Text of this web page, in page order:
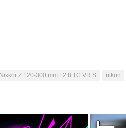
Nikkor Z 120-300 mm F2.8 TC VR S nikon